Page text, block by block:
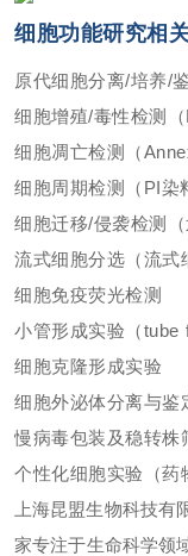
细胞功能研究相
原代细胞分离/培养/
细胞增殖/毒性检测
细胞凋亡检测（
细胞周期检测（PI染
细胞迁移/侵袭检测
流式细胞分选（流式
细胞免疫荧光检测
小管形成实验（tube
细胞克隆形成实验
细胞外泌体分离与鉴
慢病毒包装及稳转株
个性化细胞实验（药
上海昆盟生物科技有
家专注于生命科学领